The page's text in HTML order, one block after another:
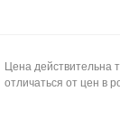
Цена действительна
отличаться от цен в